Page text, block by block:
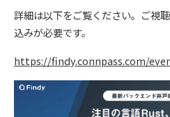
詳細は以下をご覧ください。ご視
込みが必要です。
https://findy.connpass.com/